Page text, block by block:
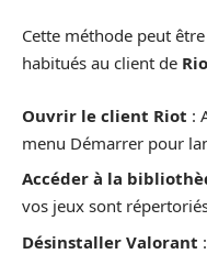
Cette méthode peut
habitués au client de
Ouvrir le client Riot :
menu Démarrer pour
Accéder à la
vos jeux sont
Désinstaller Valorant